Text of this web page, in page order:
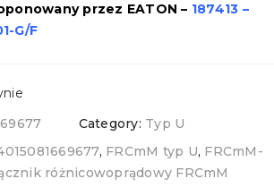
przez EATON – 187413 –
G/F
Category: Typ U
, FRCmM typ U, FRCmM-
różnicowoprądowy FRCmM